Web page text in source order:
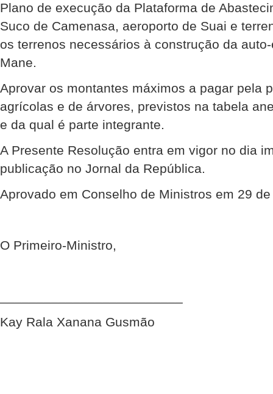
Plano de execução da Plataforma de
Suco de Camenasa, aeroporto de Suai e
os terrenos necessários à construção da
Mane.
Aprovar os montantes máximos a pagar pela
agrícolas e de árvores, previstos na tabela
e da qual é parte integrante.
A Presente Resolução entra em vigor no dia
publicação no Jornal da República.
Aprovado em Conselho de Ministros em 29
O Primeiro-Ministro,
Kay Rala Xanana Gusmão